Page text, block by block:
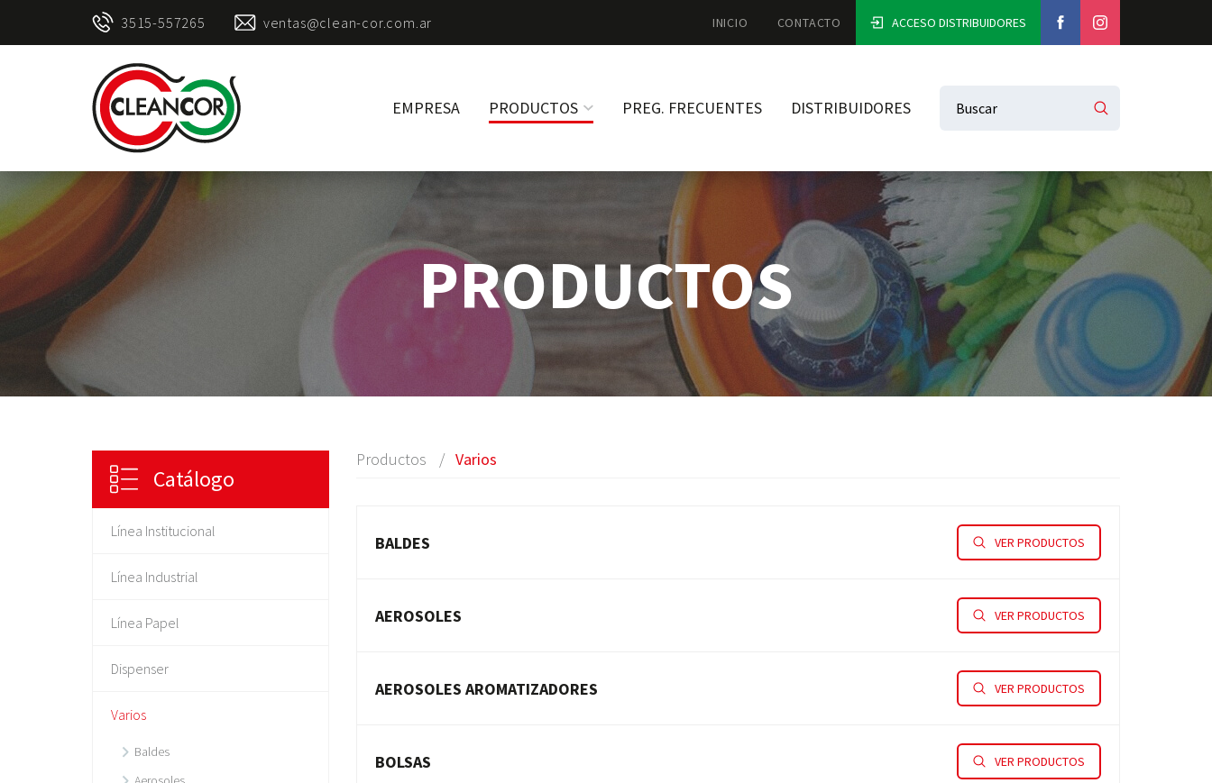
Clean
Cor
EMPRESA PRODUCTOS PREG. FRECUENTES DISTRIBUIDORES
3515-557265 ventas@clean-cor.com.ar INICIO CONTACTO ACCESO DISTRIBUIDORES
PRODUCTOS
Catálogo
Línea Institucional
Línea Industrial
Línea Papel
Dispenser
Varios
Baldes
Productos Varios
BALDES VER PRODUCTOS
AEROSOLES VER PRODUCTOS
AEROSOLES AROMATIZADORES VER PRODUCTOS
BOLSAS VER PRODUCTOS